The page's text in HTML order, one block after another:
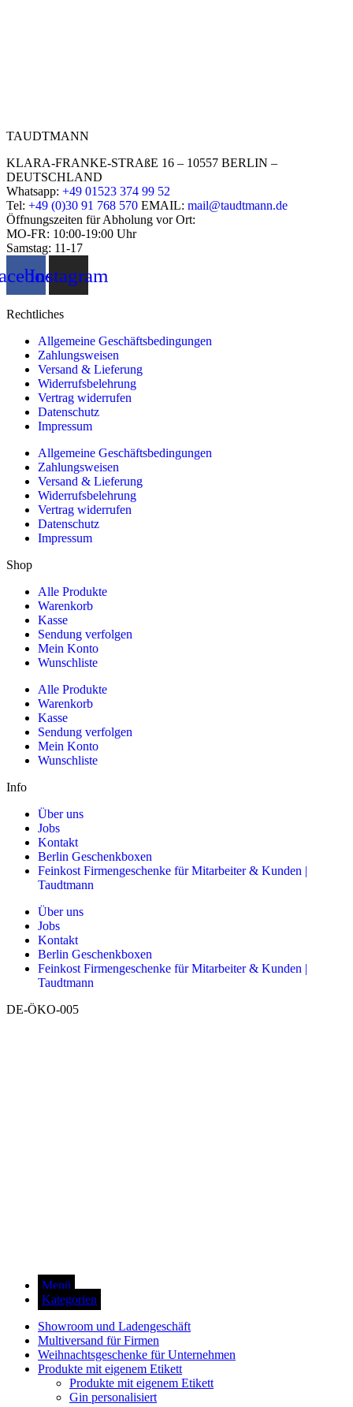
TAUDTMANN
KLARA-FRANKE-STRAßE 16 – 10557 BERLIN –
DEUTSCHLAND
Whatsapp: +49 01523 374 99 52
Tel: +49 (0)30 91 768 570 EMAIL: mail@taudtmann.de
Öffnungszeiten für Abholung vor Ort:
MO-FR: 10:00-19:00 Uhr
Samstag: 11-17
Instagram
Rechtliches
Allgemeine Geschäftsbedingungen
Zahlungsweisen
Versand & Lieferung
Widerrufsbelehrung
Vertrag widerrufen
Datenschutz
Impressum
Allgemeine Geschäftsbedingungen
Zahlungsweisen
Versand & Lieferung
Widerrufsbelehrung
Vertrag widerrufen
Datenschutz
Impressum
Shop
Alle Produkte
Warenkorb
Kasse
Sendung verfolgen
Mein Konto
Wunschliste
Alle Produkte
Warenkorb
Kasse
Sendung verfolgen
Mein Konto
Wunschliste
Info
Über uns
Jobs
Kontakt
Berlin Geschenkboxen
Feinkost Firmengeschenke für Mitarbeiter & Kunden |
Taudtmann
Über uns
Jobs
Kontakt
Berlin Geschenkboxen
Feinkost Firmengeschenke für Mitarbeiter & Kunden |
Taudtmann
DE-ÖKO-005
Menü
Kategorien
Showroom und Ladengeschäft
Multiversand für Firmen
Weihnachtsgeschenke für Unternehmen
Produkte mit eigenem Etikett
Produkte mit eigenem Etikett
Gin personalisiert